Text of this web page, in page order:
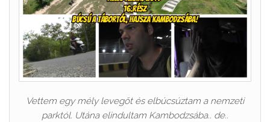
Vettem egy mély levegőt és elbúcsúztam a nemzeti
parktól. Utána elindultam Kambodzsába.. de..